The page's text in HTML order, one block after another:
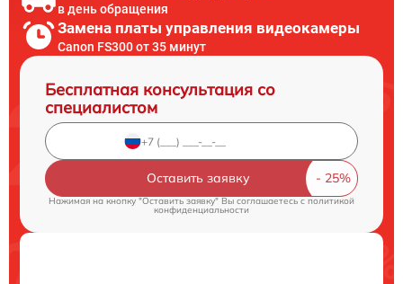
в день обращения
Замена платы управления видеокамеры
Canon FS300 от 35 минут
Бесплатная консультация со
специалистом
Оставить заявку
Нажимая на кнопку "Оставить заявку" Вы соглашаетесь cполитикой
конфиденциальности